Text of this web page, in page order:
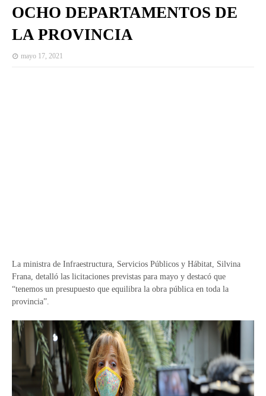
OCHO DEPARTAMENTOS DE
LA PROVINCIA
mayo 17, 2021
La ministra de Infraestructura, Servicios Públicos y Hábitat, Silvina
Frana, detalló las licitaciones previstas para mayo y destacó que
“tenemos un presupuesto que equilibra la obra pública en toda la
provincia”.